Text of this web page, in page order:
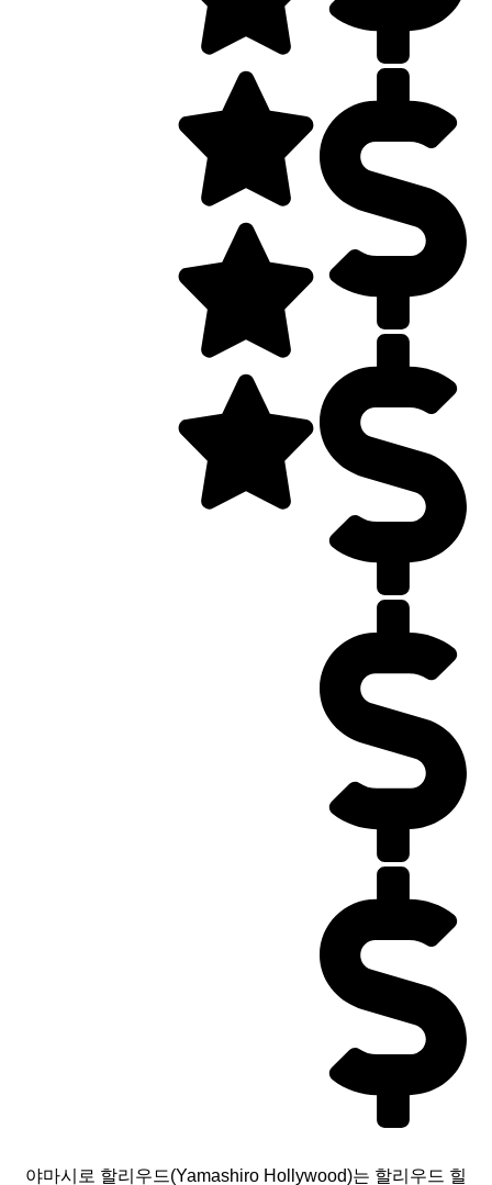
야마시로 할리우드(Yamashiro Hollywood)는 할리우드 힐